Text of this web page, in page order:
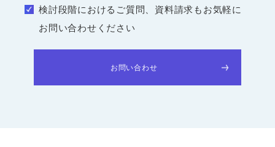
検討段階におけるご質問、資料請求もお気軽に
お問い合わせください
お問い合わせ